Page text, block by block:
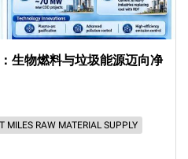
生物燃料与垃圾能源迈向净
MILES RAW MATERIAL SUPPLY